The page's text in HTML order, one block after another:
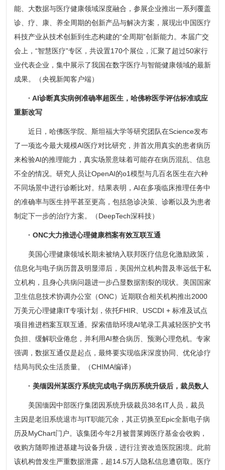
能、大数据与医疗健康领域深度融合，参展企业推出一系列覆盖
诊、疗、康、养全周期的创新产品与解决方案，展现出中国医疗
科技产业从技术创新到生态构建的“全周期”创新能力。本届广交
会上，“智慧医疗”专区，共设置170个展位，汇聚了超过50家行
业代表企业，集中展示了我国在数字医疗与智能健康领域的最新
成果。（央视新闻客户端）
· AI诊断真实病例准确率超医生，哈佛称医学评估标准或应
重新改写
近日，哈佛医学院、斯坦福大学等研究团队在Science发布
了一项迄今最大规模AI医疗对比研究，并首次用真实的患者病历
来检验AI的推理能力，真实场景意味着可能存在病历混乱、信息
不全的情况。研究人员让OpenAI的o1模型与几百名医生在六种
不同场景中进行诊断比对。结果表明，AI在多项临床推理任务中
的准确率与医生持平甚至更高，包括急诊决策、诊断以及为患者
制定下一步的治疗方案。（DeepTech深科技）
· ONC大力推进心理健康档案有效互联互通
美国心理健康领域长期未被纳入联邦医疗信息化激励政策，
信息化与电子病历普及明显滞后，美国州立机构普及率远低于私
立机构，且身心共病问题进一步凸显数据割裂的现状。美国国家
卫生信息技术协调办公室（ONC）近期联合相关机构推出2000
万美元心理健康IT专项计划，依托FHIR、USCDI + 标准及试点
项目推进档案互联互通。探索借助环境AI笔录工具减轻医护文书
负担、缓解职业倦怠，并利用AI整合病历、预测心理危机。专家
强调，数据互通仅是起点，最终要实现临床深度协同、优化诊疗
结局与民众生活质量。（CHIMA编译）
· 美缅因州某医疗系统完成电子病历系统升级后，裁员数人
美国缅因中部医疗集团因系统升级裁员38名IT人员，裁员
主因是老旧系统退市与IT职能冗余，其正切换至Epic全新电子病
历及MyChart门户。该集团今年2月被普莱姆医疗基金会收购，
收购方随即推进基建与设备升级，进行注资改造医院困境。此前
该机构曾发生严重数据泄露，超14.5万人隐私信息遭窃取。医疗